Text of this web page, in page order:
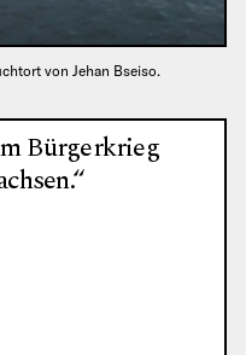
von Jehan Bseiso.
Bürgerkrieg